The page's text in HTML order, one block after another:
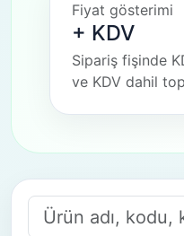
Fiyat gösterimi
+ KDV
Sipariş fişinde
ve KDV dahil